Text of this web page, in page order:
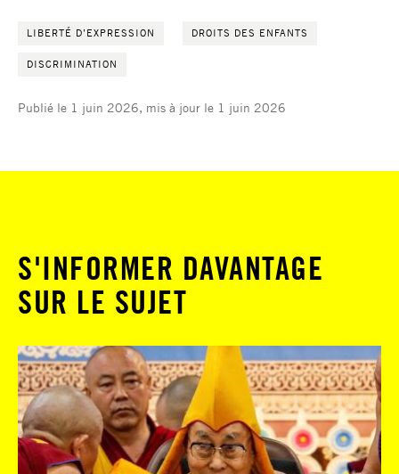
LIBERTÉ D’EXPRESSION DROITS DES ENFANTS
DISCRIMINATION
Publié le 1 juin 2026, mis à jour le 1 juin 2026
S'INFORMER DAVANTAGE
SUR LE SUJET